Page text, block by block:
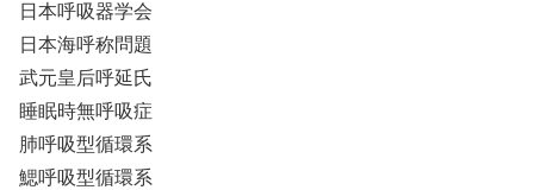
日本呼吸器学会
日本海呼称問題
武元皇后呼延氏
睡眠時無呼吸症
肺呼吸型循環系
鰓呼吸型循環系